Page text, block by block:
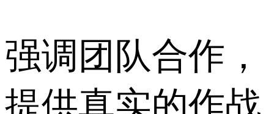
强调团队合作，
提供真实的作战